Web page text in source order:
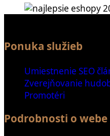
Ponuka služieb
Umiestnenie SEO
Zverejňovanie
Promotéri
Podrobnosti o webe